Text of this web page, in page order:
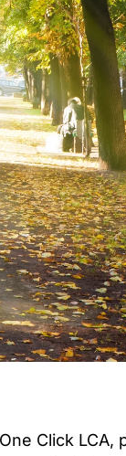
Click LCA,